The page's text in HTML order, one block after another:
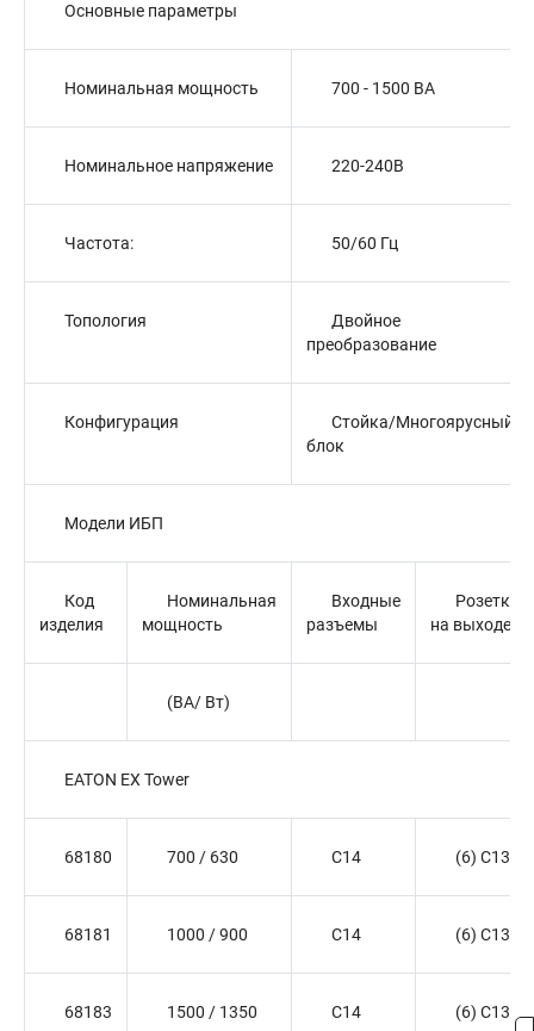
Основные параметры
Номинальная мощность 700 - 1500 BA
Номинальное напряжение 220-240В
Частота: 50/60 Гц
Топология
Двойное
преобразование
Конфигурация
Стойка/Многоярусный
блок
Модели ИБП
Код
изделия
Номинальная
мощность
Входные
разъемы
Розетки
на выходе
(ВА/ Вт)
EATON EX Tower
68180 700 / 630 C14 (6) C13
68181 1000 / 900 C14 (6) C13
68183 1500 / 1350 C14 (6) C13